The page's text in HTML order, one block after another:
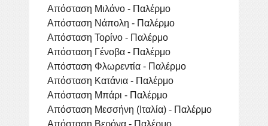
Απόσταση Μιλάνο - Παλέρμο
Απόσταση Νάπολη - Παλέρμο
Απόσταση Τορίνο - Παλέρμο
Απόσταση Γένοβα - Παλέρμο
Απόσταση Φλωρεντία - Παλέρμο
Απόσταση Κατάνια - Παλέρμο
Απόσταση Μπάρι - Παλέρμο
Απόσταση Μεσσήνη (Ιταλία) - Παλέρμο
Απόσταση Βερόνα - Παλέρμο